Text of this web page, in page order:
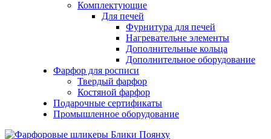
Комплектующие
Для печей
Фурнитура для печей
Нагревательне элементы
Дополнительные кольца
Дополнительное оборудование
Фарфор для росписи
Твердый фарфор
Костяной фарфор
Подарочные сертификаты
Промышленное оборудование